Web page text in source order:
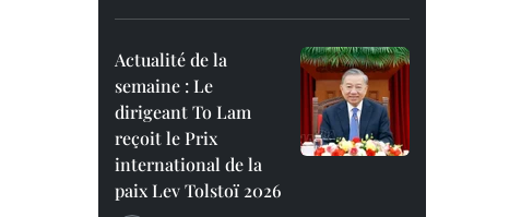
Actualité de la
semaine : Le
dirigeant To Lam
reçoit le Prix
international de la
paix Lev Tolstoï 2026